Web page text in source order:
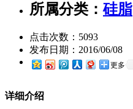
所属分类：硅脂
点击次数： 5093
发布日期： 2016/06/08
更多
详细介绍